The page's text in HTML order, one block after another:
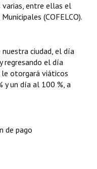
varias, entre ellas el
(COFELCO).
ciudad, el día
regresando el día
otorgará viáticos
y un día al 100 %, a
de pago